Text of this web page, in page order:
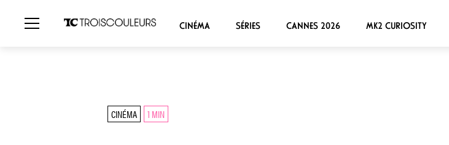
CINÉMA SÉRIES CANNES 2026 MK2 CURIOSITY
CINÉMA 1 MIN